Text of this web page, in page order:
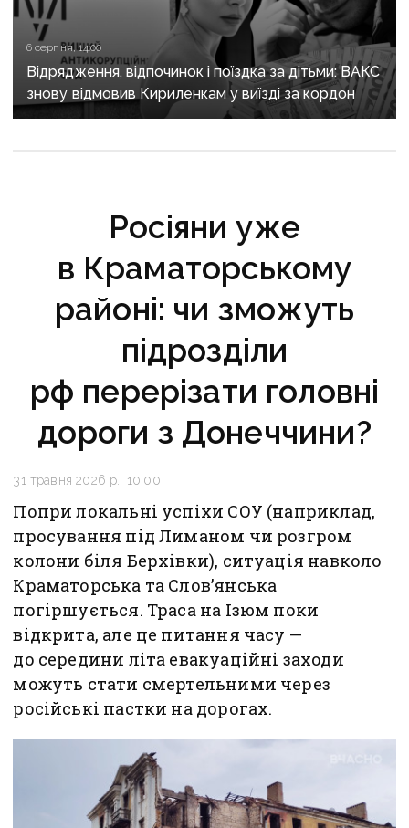
6 серпня, 14:00
Відрядження, відпочинок і поїздка за дітьми: ВАКС
знову відмовив Кириленкам у виїзді за кордон
Росіяни уже
в Краматорському
районі: чи зможуть
підрозділи
рф перерізати головні
дороги з Донеччини?
31 травня 2026 р., 10:00
Попри локальні успіхи СОУ (наприклад,
просування під Лиманом чи розгром
колони біля Берхівки), ситуація навколо
Краматорська та Слов’янська
погіршується. Траса на Ізюм поки
відкрита, але це питання часу —
до середини літа евакуаційні заходи
можуть стати смертельними через
російські пастки на дорогах.